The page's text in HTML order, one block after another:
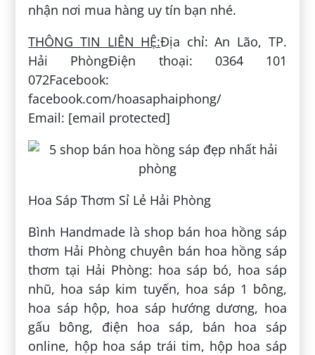
nhận nơi mua hàng uy tín bạn nhé.
THÔNG TIN LIÊN HỆ:Địa chỉ: An Lão, TP.
Hải PhòngĐiện thoại: 0364 101
072Facebook:
facebook.com/hoasaphaiphong/
Email: [email protected]
Hoa Sáp Thơm Sỉ Lẻ Hải Phòng
Bình Handmade là shop bán hoa hồng sáp
thơm Hải Phòng chuyên bán hoa hồng sáp
thơm tại Hải Phòng: hoa sáp bó, hoa sáp
nhũ, hoa sáp kim tuyến, hoa sáp 1 bông,
hoa sáp hộp, hoa sáp hướng dương, hoa
gấu bông, điện hoa sáp, bán hoa sáp
online, hộp hoa sáp trái tim, hộp hoa sáp